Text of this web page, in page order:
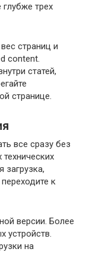
трех
страниц и
content.
статей,
странице.
все сразу без
к
версии. Более
устройств.
на